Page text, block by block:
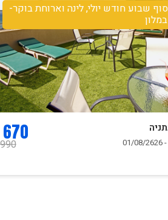
שבוע חודש יולי, לינה וארוחת בוקר-
990 ₪
670 ₪